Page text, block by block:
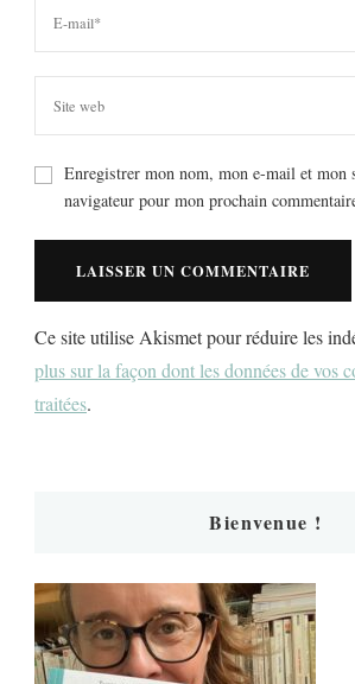
Enregistrer mon nom, mon e-mail et mon
navigateur pour mon prochain
Ce site utilise Akismet pour réduire les
plus sur la façon dont les données de vos
traitées.
Bienvenue !